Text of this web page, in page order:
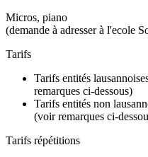
Micros, piano
(demande à adresser à l'ecole
Tarifs
Tarifs entités
remarques ci-dessous)
Tarifs entités non
(voir remarques ci-
Tarifs répétitions